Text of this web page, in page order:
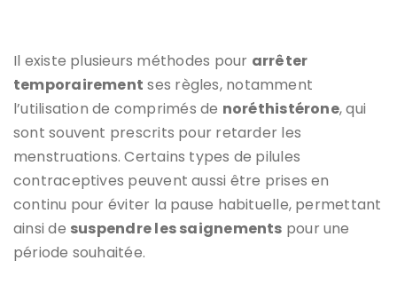
Il existe plusieurs méthodes pour arrêter
temporairement ses règles, notamment
l’utilisation de comprimés de noréthistérone, qui
sont souvent prescrits pour retarder les
menstruations. Certains types de pilules
contraceptives peuvent aussi être prises en
continu pour éviter la pause habituelle, permettant
ainsi de suspendre les saignements pour une
période souhaitée.